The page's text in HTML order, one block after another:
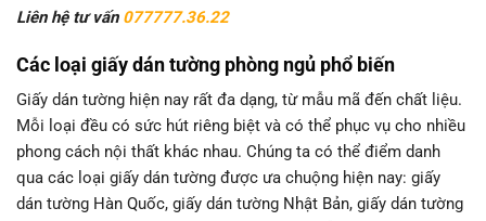
Liên hệ tư vấn 077777.36.22
Các loại giấy dán tường phòng ngủ phổ biến
Giấy dán tường hiện nay rất đa dạng, từ mẫu mã đến chất liệu.
Mỗi loại đều có sức hút riêng biệt và có thể phục vụ cho nhiều
phong cách nội thất khác nhau. Chúng ta có thể điểm danh
qua các loại giấy dán tường được ưa chuộng hiện nay: giấy
dán tường Hàn Quốc, giấy dán tường Nhật Bản, giấy dán tường